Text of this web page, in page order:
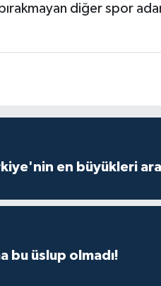
diğer spor
en büyükleri
bu üslup olmadı!